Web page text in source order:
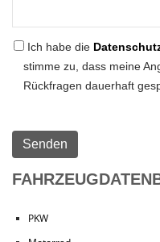
Ich habe die
stimme zu, dass meine
Rückfragen dauerhaft
PKW